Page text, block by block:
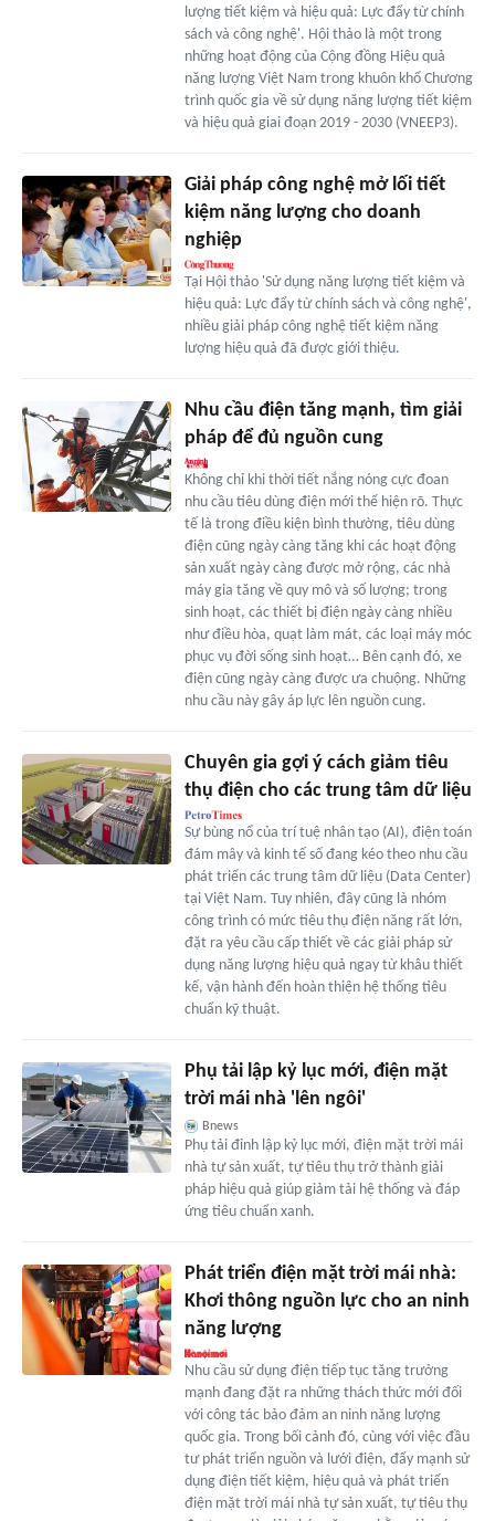
lượng tiết kiệm và hiệu quả: Lực đẩy từ chính
sách và công nghệ'. Hội thảo là một trong
những hoạt động của Cộng đồng Hiệu quả
năng lượng Việt Nam trong khuôn khổ Chương
trình quốc gia về sử dụng năng lượng tiết kiệm
và hiệu quả giai đoạn 2019 - 2030 (VNEEP3).
Giải pháp công nghệ mở lối tiết
kiệm năng lượng cho doanh
nghiệp
Tại Hội thảo 'Sử dụng năng lượng tiết kiệm và
hiệu quả: Lực đẩy từ chính sách và công nghệ',
nhiều giải pháp công nghệ tiết kiệm năng
lượng hiệu quả đã được giới thiệu.
Nhu cầu điện tăng mạnh, tìm giải
pháp để đủ nguồn cung
Không chỉ khi thời tiết nắng nóng cực đoan
nhu cầu tiêu dùng điện mới thể hiện rõ. Thực
tế là trong điều kiện bình thường, tiêu dùng
điện cũng ngày càng tăng khi các hoạt động
sản xuất ngày càng được mở rộng, các nhà
máy gia tăng về quy mô và số lượng; trong
sinh hoạt, các thiết bị điện ngày càng nhiều
như điều hòa, quạt làm mát, các loại máy móc
phục vụ đời sống sinh hoạt… Bên cạnh đó, xe
điện cũng ngày càng được ưa chuộng. Những
nhu cầu này gây áp lực lên nguồn cung.
Chuyên gia gợi ý cách giảm tiêu
thụ điện cho các trung tâm dữ liệu
Sự bùng nổ của trí tuệ nhân tạo (AI), điện toán
đám mây và kinh tế số đang kéo theo nhu cầu
phát triển các trung tâm dữ liệu (Data Center)
tại Việt Nam. Tuy nhiên, đây cũng là nhóm
công trình có mức tiêu thụ điện năng rất lớn,
đặt ra yêu cầu cấp thiết về các giải pháp sử
dụng năng lượng hiệu quả ngay từ khâu thiết
kế, vận hành đến hoàn thiện hệ thống tiêu
chuẩn kỹ thuật.
Phụ tải lập kỷ lục mới, điện mặt
trời mái nhà 'lên ngôi'
Bnews
Phụ tải đỉnh lập kỷ lục mới, điện mặt trời mái
nhà tự sản xuất, tự tiêu thụ trở thành giải
pháp hiệu quả giúp giảm tải hệ thống và đáp
ứng tiêu chuẩn xanh.
Phát triển điện mặt trời mái nhà:
Khơi thông nguồn lực cho an ninh
năng lượng
Nhu cầu sử dụng điện tiếp tục tăng trưởng
mạnh đang đặt ra những thách thức mới đối
với công tác bảo đảm an ninh năng lượng
quốc gia. Trong bối cảnh đó, cùng với việc đầu
tư phát triển nguồn và lưới điện, đẩy mạnh sử
dụng điện tiết kiệm, hiệu quả và phát triển
điện mặt trời mái nhà tự sản xuất, tự tiêu thụ